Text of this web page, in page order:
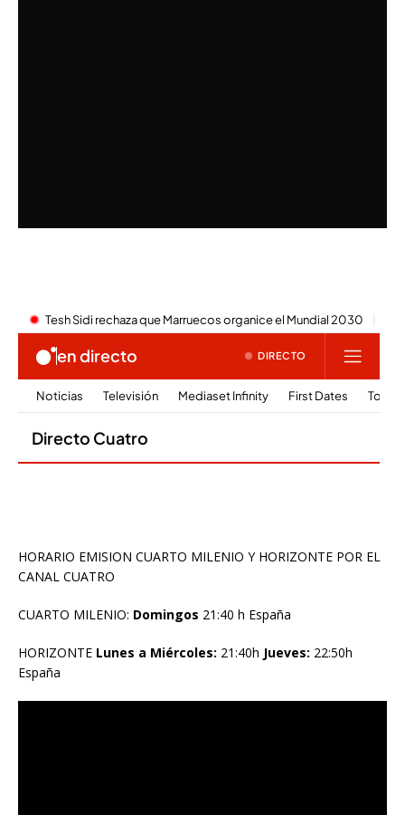
HORARIO EMISION CUARTO MILENIO Y HORIZONTE POR EL
CANAL CUATRO
CUARTO MILENIO: Domingos 21:40 h España
HORIZONTE Lunes a Miércoles: 21:40h Jueves: 22:50h
España